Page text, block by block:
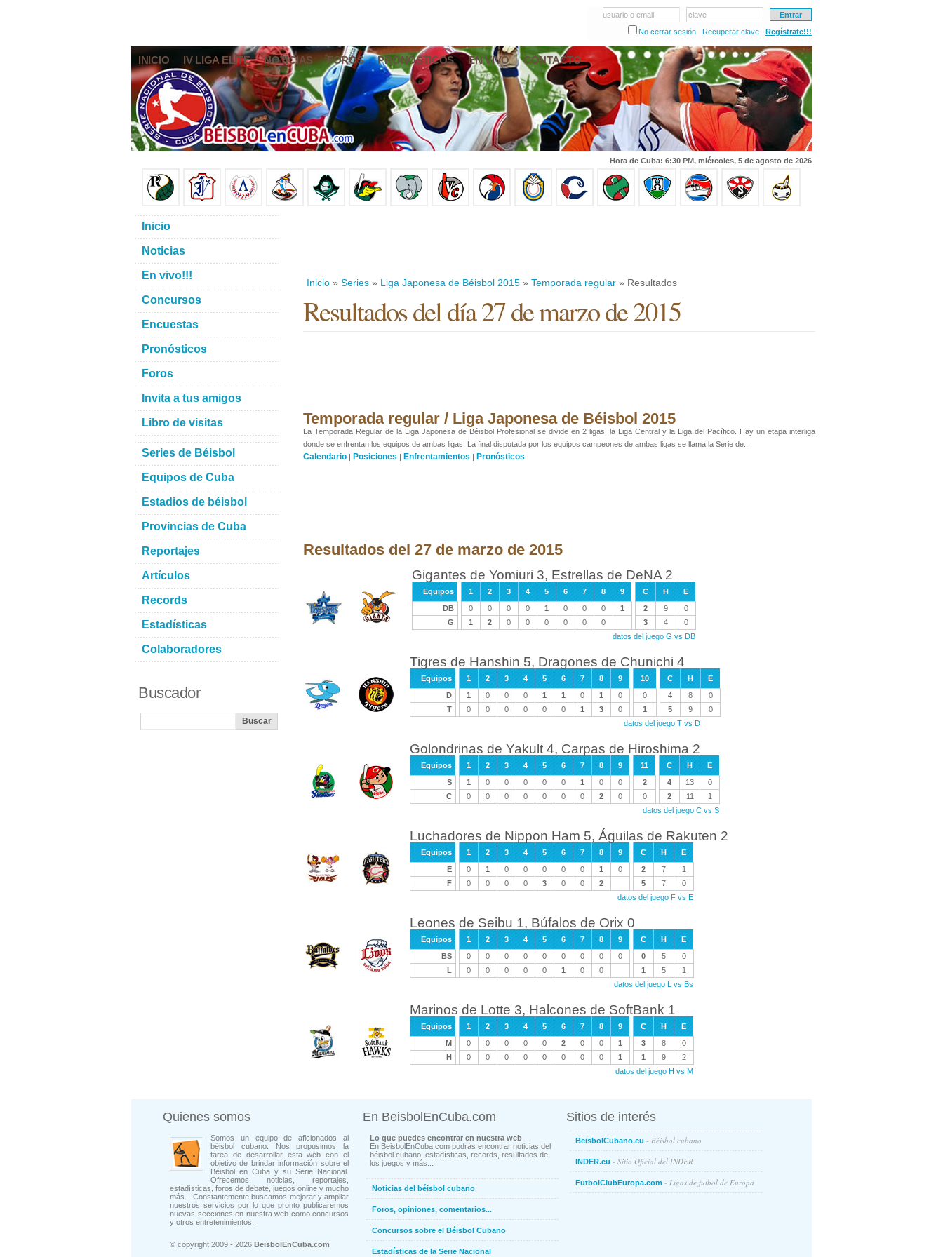
usuario o email
clave
No cerrar sesión
Recuperar clave Regístrate!!!
INICIO IV LIGA ELITE NOTICIAS FOROS PRONÓSTICOS EN VIVO CONTACTO
Hora de Cuba: 6:30 PM, miércoles, 5 de agosto de 2026
Inicio » Series » Liga Japonesa de Béisbol 2015 » Temporada regular » Resultados
Resultados del día 27 de marzo de 2015
Temporada regular / Liga Japonesa de Béisbol 2015
La Temporada Regular de la Liga Japonesa de Béisbol Profesional se divide en 2 ligas, la Liga Central y la Liga del Pacífico. Hay un etapa interliga
donde se enfrentan los equipos de ambas ligas. La final disputada por los equipos campeones de ambas ligas se llama la Serie de...
Calendario | Posiciones | Enfrentamientos | Pronósticos
Resultados del 27 de marzo de 2015
Gigantes de Yomiuri 3, Estrellas de DeNA 2
Equipos 1 2 3 4 5 6 7 8 9 C H
E
DB
0 0 0 0 1 0 0 0 1 2 9
0
G
1 2 0 0 0 0 0 0 3 4
0
datos del juego G vs DB
Tigres de Hanshin 5, Dragones de Chunichi 4
Equipos 1 2 3 4 5 6 7 8 9 10 C H
E
D
1 0 0 0 1 1 0 1 0 0 4 8
0
T
0 0 0 0 0 0 1 3 0 1 5 9
0
datos del juego T vs D
Golondrinas de Yakult 4, Carpas de Hiroshima 2
Equipos 1 2 3 4 5 6 7 8 9 11 C H
E
S
1 0 0 0 0 0 1 0 0 2 4 13
0
C
0 0 0 0 0 0 0 2 0 0 2 11
1
datos del juego C vs S
Luchadores de Nippon Ham 5, Águilas de Rakuten 2
Equipos 1 2 3 4 5 6 7 8 9 C H
E
E
0 1 0 0 0 0 0 1 0 2 7
1
F
0 0 0 0 3 0 0 2 5 7
0
datos del juego F vs E
Leones de Seibu 1, Búfalos de Orix 0
Equipos 1 2 3 4 5 6 7 8 9 C H
E
BS
0 0 0 0 0 0 0 0 0 0 5
0
L
0 0 0 0 0 1 0 0 1 5
1
datos del juego L vs Bs
Marinos de Lotte 3, Halcones de SoftBank 1
Equipos 1 2 3 4 5 6 7 8 9 C H
E
M
0 0 0 0 0 2 0 0 1 3 8
0
H
0 0 0 0 0 0 0 0 1 1 9
2
datos del juego H vs M
Inicio
Noticias
En vivo!!!
Concursos
Encuestas
Pronósticos
Foros
Invita a tus amigos
Libro de visitas
Series de Béisbol
Equipos de Cuba
Estadios de béisbol
Provincias de Cuba
Reportajes
Artículos
Records
Estadísticas
Colaboradores
Buscador
Quienes somos
Somos un equipo de aficionados al
béisbol cubano. Nos propusimos la
tarea de desarrollar esta web con el
objetivo de brindar información sobre el
Béisbol en Cuba y su Serie Nacional.
Ofrecemos noticias, reportajes,
estadísticas, foros de debate, juegos online y mucho
más... Constantemente buscamos mejorar y ampliar
nuestros servicios por lo que pronto publicaremos
nuevas secciones en nuestra web como concursos
y otros entretenimientos.
© copyright 2009 - 2026 BeisbolEnCuba.com
En BeisbolEnCuba.com
Lo que puedes encontrar en nuestra web
En BeisbolEnCuba.com podrás encontrar noticias del
béisbol cubano, estadísticas, records, resultados de
los juegos y más...
Noticias del béisbol cubano
Foros, opiniones, comentarios...
Concursos sobre el Béisbol Cubano
Estadísticas de la Serie Nacional
Sitios de interés
BeisbolCubano.cu - Béisbol cubano
INDER.cu - Sitio Oficial del INDER
FutbolClubEuropa.com - Ligas de futbol de Europa